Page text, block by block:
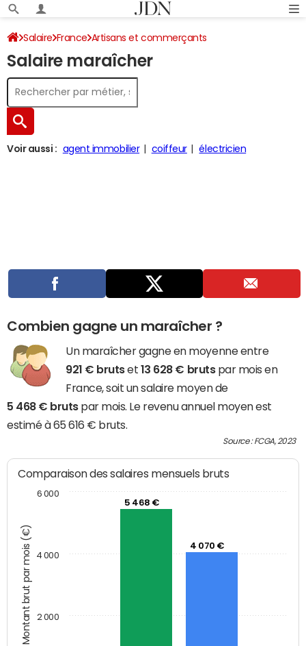
Salaire France Artisans et commerçants
Salaire maraîcher
Voir aussi : agent immobilier coiffeur électricien
Combien gagne un maraîcher ?
Un maraîcher gagne en moyenne entre
921 € brutset 13 628 € brutspar mois en
France, soit un salaire moyen de
5 468 € brutspar mois. Le revenu annuel moyen est
estimé à 65 616 € bruts.
Source : FCGA, 2023
Montant brut par mois (€)
Comparaison des salaires mensuels bruts
5 468 €
4 070 €
2 000
4 000
6 000